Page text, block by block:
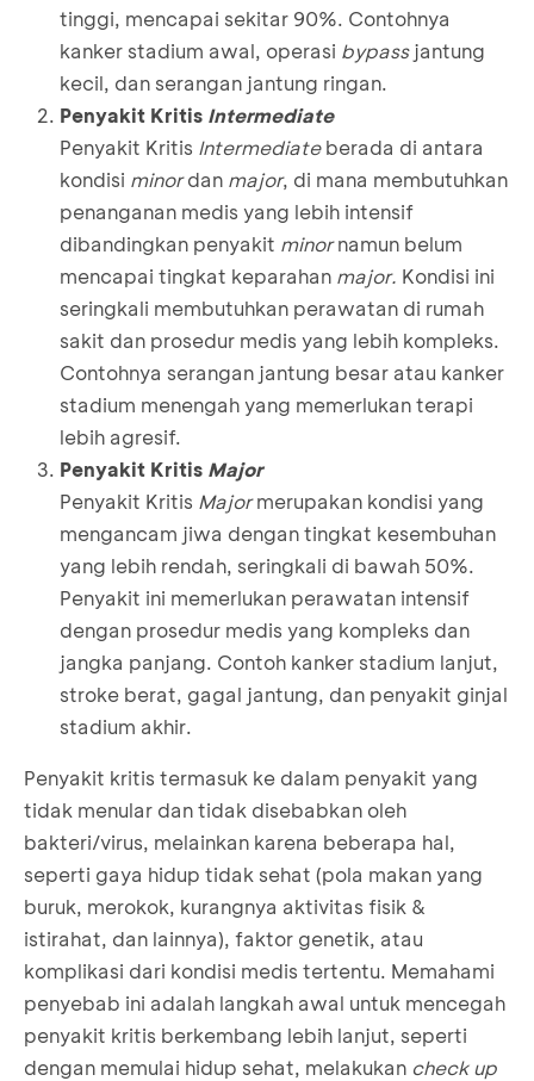
tinggi, mencapai sekitar 90%. Contohnya
kanker stadium awal, operasi bypassjantung
kecil, dan serangan jantung ringan.
Penyakit Kritis Intermediate
Penyakit Kritis Intermediateberada di antara
kondisi minordan major, di mana membutuhkan
penanganan medis yang lebih intensif
dibandingkan penyakit minornamun belum
mencapai tingkat keparahan major. Kondisi ini
seringkali membutuhkan perawatan di rumah
sakit dan prosedur medis yang lebih kompleks.
Contohnya serangan jantung besar atau kanker
stadium menengah yang memerlukan terapi
lebih agresif.
Penyakit Kritis Major
Penyakit Kritis Majormerupakan kondisi yang
mengancam jiwa dengan tingkat kesembuhan
yang lebih rendah, seringkali di bawah 50%.
Penyakit ini memerlukan perawatan intensif
dengan prosedur medis yang kompleks dan
jangka panjang. Contoh kanker stadium lanjut,
stroke berat, gagal jantung, dan penyakit ginjal
stadium akhir.
Penyakit kritis termasuk ke dalam penyakit yang
tidak menular dan tidak disebabkan oleh
bakteri/virus, melainkan karena beberapa hal,
seperti gaya hidup tidak sehat (pola makan yang
buruk, merokok, kurangnya aktivitas fisik &
istirahat, dan lainnya), faktor genetik, atau
komplikasi dari kondisi medis tertentu. Memahami
penyebab ini adalah langkah awal untuk mencegah
penyakit kritis berkembang lebih lanjut, seperti
dengan memulai hidup sehat, melakukan check up